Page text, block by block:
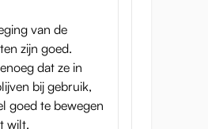
Life
van de
zijn goed.
dat ze in
bij gebruik,
goed te bewegen
wilt.